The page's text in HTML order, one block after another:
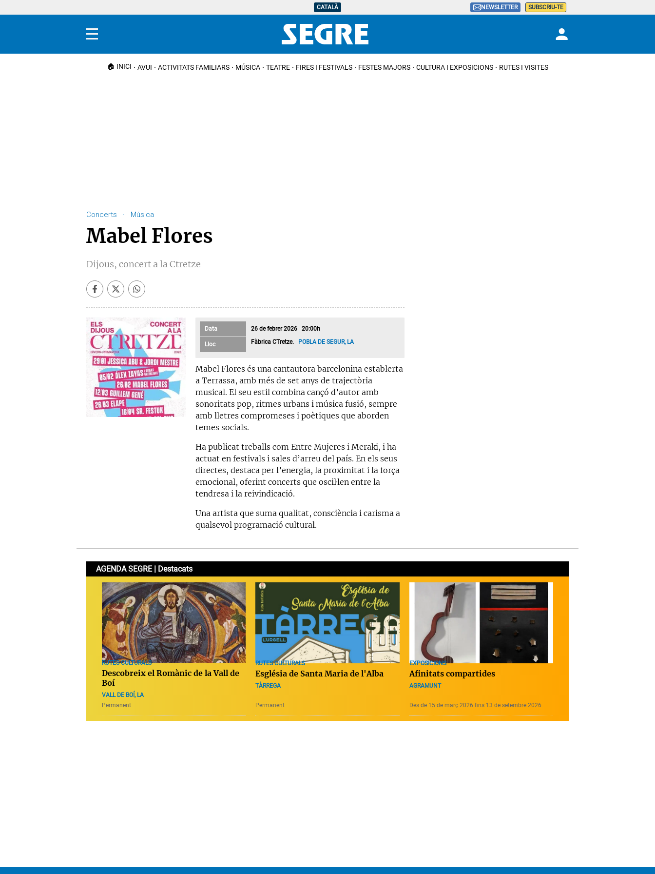
CATALÀ NEWSLETTER SUBSCRIU-TE
Menú
🏠 INICI AVUI ACTIVITATS FAMILIARS MÚSICA TEATRE FIRES I FESTIVALS FESTES MAJORS CULTURA I EXPOSICIONS RUTES I VISITES
Concerts · Música
Mabel Flores
Dijous, concert a la Ctretze
Data 26 de febrer 2026 20:00h
Lloc Fàbrica CTretze. POBLA DE SEGUR, LA
Mabel Flores és una cantautora barcelonina establerta
a Terrassa, amb més de set anys de trajectòria
musical. El seu estil combina cançó d’autor amb
sonoritats pop, ritmes urbans i música fusió, sempre
amb lletres compromeses i poètiques que aborden
temes socials.
Ha publicat treballs com Entre Mujeres i Meraki, i ha
actuat en festivals i sales d’arreu del país. En els seus
directes, destaca per l’energia, la proximitat i la força
emocional, oferint concerts que oscil·len entre la
tendresa i la reivindicació.
Una artista que suma qualitat, consciència i carisma a
qualsevol programació cultural.
AGENDA SEGRE | Destacats
RUTES CULTURALS
Descobreix el Romànic de la Vall de
Boí
VALL DE BOÍ, LA
Permanent
RUTES CULTURALS
Església de Santa Maria de l'Alba
TÀRREGA
Permanent
EXPOSICIONS
Afinitats compartides
AGRAMUNT
Des de 15 de març 2026 fins 13 de setembre 2026